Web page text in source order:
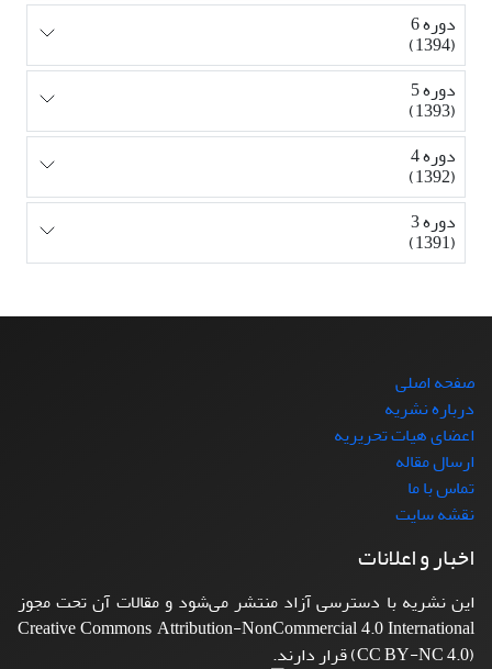
دوره 6
(1394)
دوره 5
(1393)
دوره 4
(1392)
دوره 3
(1391)
صفحه اصلی
درباره نشریه
اعضای هیات تحریریه
ارسال مقاله
تماس با ما
نقشه سایت
اخبار و اعلانات
این نشریه با دسترسی آزاد منتشر می‌شود و مقالات آن تحت مجوز
Creative Commons Attribution-NonCommercial 4.0 International
(CC BY-NC 4.0) قرار دارند.